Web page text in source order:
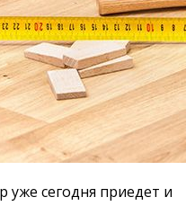
уже сегодня приедет и